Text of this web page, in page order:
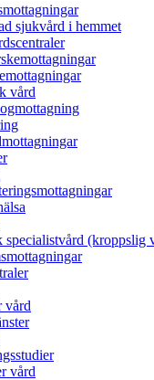
sjukvård i hemmet
vård
specialistvård (kroppslig
vård
vård